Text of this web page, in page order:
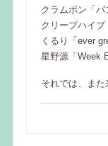
クラムボン「パ
クリープハイプ
くるり「ever
星野源「Week
それでは、また